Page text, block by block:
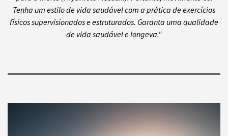
Tenha um estilo de vida saudável com a prática de exercícios
físicos supervisionados e estruturados. Garanta uma qualidade
de vida saudável e longeva."